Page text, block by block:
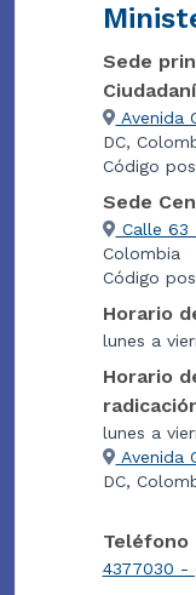
Sede
Avenida
DC,
Código
Sede
Calle 63
Colombia
Código
Horario
lunes a
Horario
lunes a
Avenida
DC,
Teléfono
4377030 -